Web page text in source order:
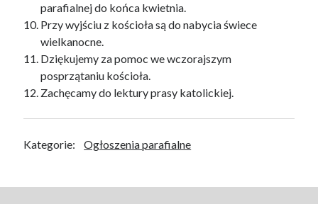
parafialnej do końca kwietnia.
Przy wyjściu z kościoła są do nabycia świece
wielkanocne.
Dziękujemy za pomoc we wczorajszym
posprzątaniu kościoła.
Zachęcamy do lektury prasy katolickiej.
Kategorie: Ogłoszenia parafialne